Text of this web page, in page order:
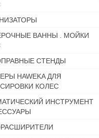
ВАННЫ . МОЙКИ
СТЕНДЫ
HAWEKA ДЛЯ
КОЛЕС
ИНСТРУМЕНТ